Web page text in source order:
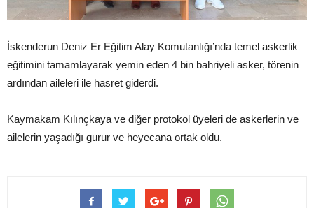
İskenderun Deniz Er Eğitim Alay Komutanlığı’nda temel askerlik
eğitimini tamamlayarak yemin eden 4 bin bahriyeli asker, törenin
ardından aileleri ile hasret giderdi.
Kaymakam Kılınçkaya ve diğer protokol üyeleri de askerlerin ve
ailelerin yaşadığı gurur ve heyecana ortak oldu.